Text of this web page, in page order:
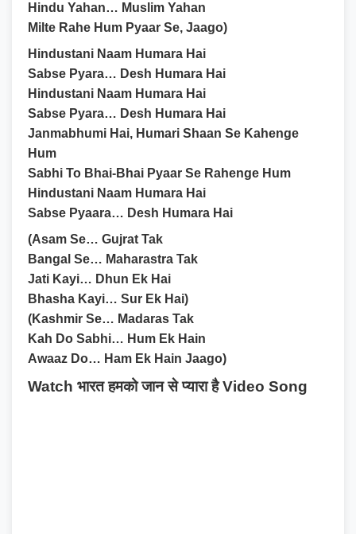
Hindu Yahan… Muslim Yahan
Milte Rahe Hum Pyaar Se, Jaago)
Hindustani Naam Humara Hai
Sabse Pyara… Desh Humara Hai
Hindustani Naam Humara Hai
Sabse Pyara… Desh Humara Hai
Janmabhumi Hai, Humari Shaan Se Kahenge
Hum
Sabhi To Bhai-Bhai Pyaar Se Rahenge Hum
Hindustani Naam Humara Hai
Sabse Pyaara… Desh Humara Hai
(Asam Se… Gujrat Tak
Bangal Se… Maharastra Tak
Jati Kayi… Dhun Ek Hai
Bhasha Kayi… Sur Ek Hai)
(Kashmir Se… Madaras Tak
Kah Do Sabhi… Hum Ek Hain
Awaaz Do… Ham Ek Hain Jaago)
Watch भारत हमको जान से प्यारा है Video Song